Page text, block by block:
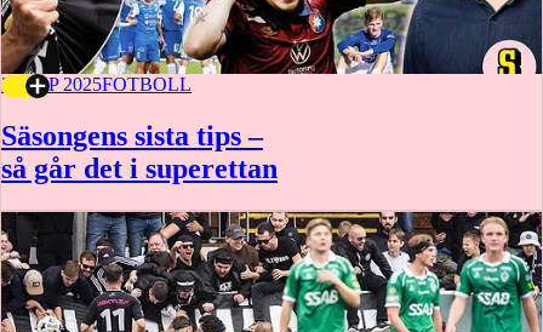
28 SEP 2025FOTBOLL
Säsongens sista tips –
så går det i superettan